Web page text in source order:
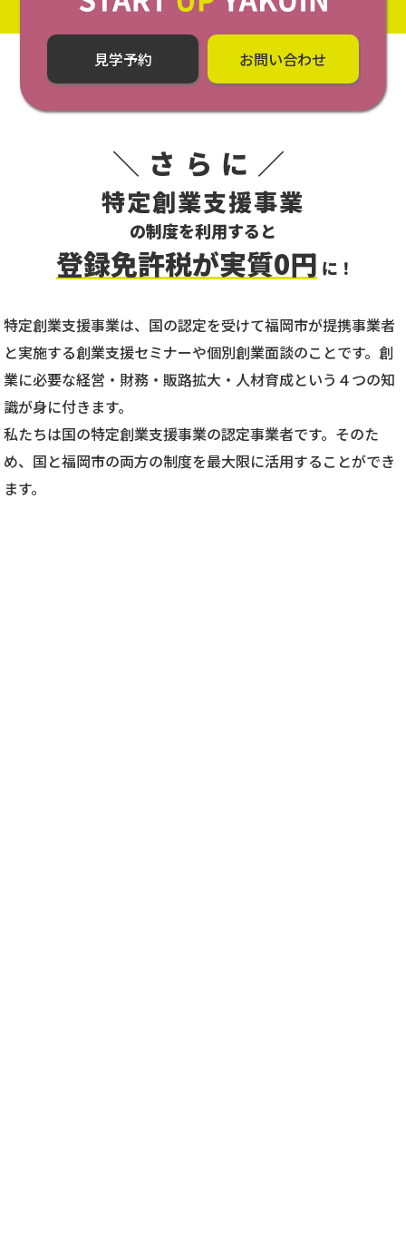
見学予約 お問い合わせ
＼さらに／
特定創業支援事業
の制度を利用すると
登録免許税が実質0円 に！
特定創業支援事業は、国の認定を受けて福岡市が提携事業者
と実施する創業支援セミナーや個別創業面談のことです。 創
業に必要な経営・財務・販路拡大・人材育成という４つの知
識が身に付きます。
私たちは国の特定創業支援事業の認定事業者です。そのた
め、国と福岡市の両方の制度を最大限に活用することができ
ます。